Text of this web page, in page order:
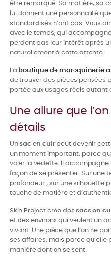
être remarqué. Sa matière, sa
lui donnent une personnalité
standardisés n’ont pas. Vous
avec le temps, qui
perdent pas leur intérêt après
naturellement à cette attente.
La boutique de maroquinerie
de trouver des pièces pensées
portée aux usages réels autant
Une allure que
détails
Un sac en cuir peut devenir
un moment important, parce
voler la vedette. Il accompagne
façon de se présenter. Sur une
profondeur ; sur une silhouette
touche de matière et
Skin Project crée des sacs en
et des environs qui veulent un
vivant. Une pièce que l’on ne
ses affaires, mais parce
manière dont on se sent.